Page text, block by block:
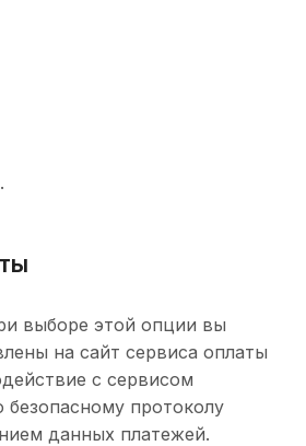
выборе этой опции вы
на сайт сервиса оплаты
с сервисом
безопасному протоколу
данных платежей.